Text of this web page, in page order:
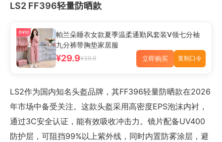
LS2 FF396轻量防晒款
券¥10
帕兰朵睡衣女款夏季温柔通勤风套装V领七分袖
九分裤带胸垫家居服
¥29.9¥39.9 立即购买 复制口令
LS2作为国内知名头盔品牌，其FF396轻量防晒款在2026
年市场中备受关注。这款头盔采用高密度EPS泡沫内衬，
通过3C安全认证，能有效吸收冲击力。镜片配备UV400
防护层，可阻挡99%以上紫外线，同时内置防雾涂层，避